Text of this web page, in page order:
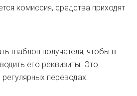
комиссия, средства приходят
шаблон получателя, чтобы в
его реквизиты. Это
переводах.